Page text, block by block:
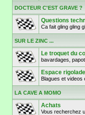
DOCTEUR C'EST GRAVE ?
Questions
Ca fait gling gling
SUR LE ZINC ...
Le troquet du
bavardages,
Espace rigolade
Blagues et videos
LA CAVE A MOMO
Achats
Vous recherchez